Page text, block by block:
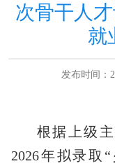
次骨干人
就
发布时间：
根据上级
2026年拟录取 “